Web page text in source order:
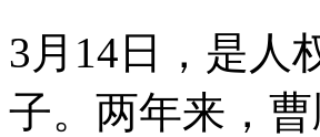
3月14日，是人
子。两年来，